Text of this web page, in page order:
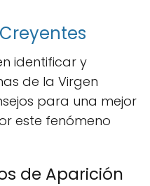
identificar y
de la Virgen
para una mejor
este fenómeno
de Aparición